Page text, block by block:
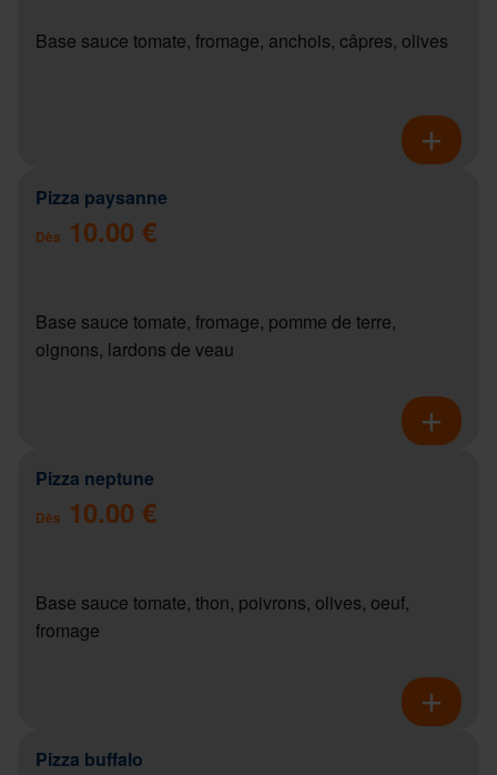
Base sauce tomate, fromage, anchois, câpres, olives
Pizza paysanne
Dès 10.00 €
Base sauce tomate, fromage, pomme de terre,
oignons, lardons de veau
Pizza neptune
Dès 10.00 €
Base sauce tomate, thon, poivrons, olives, oeuf,
fromage
Pizza buffalo